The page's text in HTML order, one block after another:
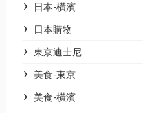
日本-橫濱
日本購物
東京迪士尼
美食-東京
美食-橫濱